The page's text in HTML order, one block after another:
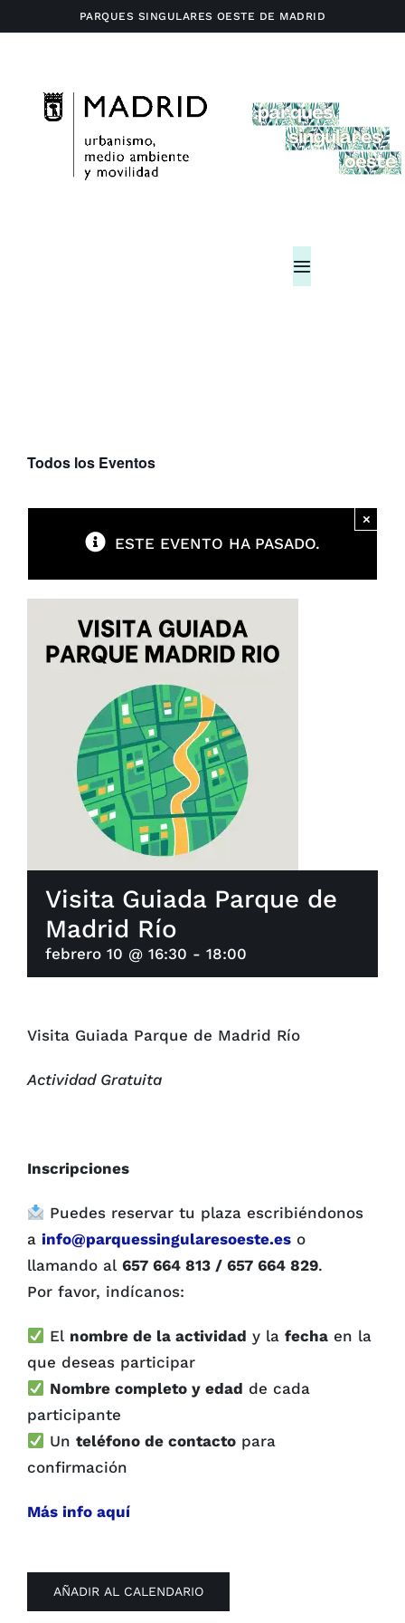
al
PARQUES SINGULARES OESTE DE MADRID
Toggle
Galería
Emergencias
Contacto
Todos los Eventos
ESTE EVENTO HA PASADO.
×
Visita Guiada Parque de
Madrid Río
febrero 10 @ 16:30 - 18:00
Visita Guiada Parque de Madrid Río
Actividad Gratuita
Inscripciones
Puedes reservar tu plaza escribiéndonos
a info@parquessingularesoeste.es o
llamando al 657 664 813 / 657 664 829.
Por favor, indícanos:
El nombre de la actividad y lafecha en la
que deseas participar
Nombre completo y edad de cada
participante
Unteléfono de contacto para
confirmación
Más info aquí
AÑADIR AL CALENDARIO